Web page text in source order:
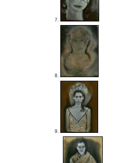
7.
8.
9.